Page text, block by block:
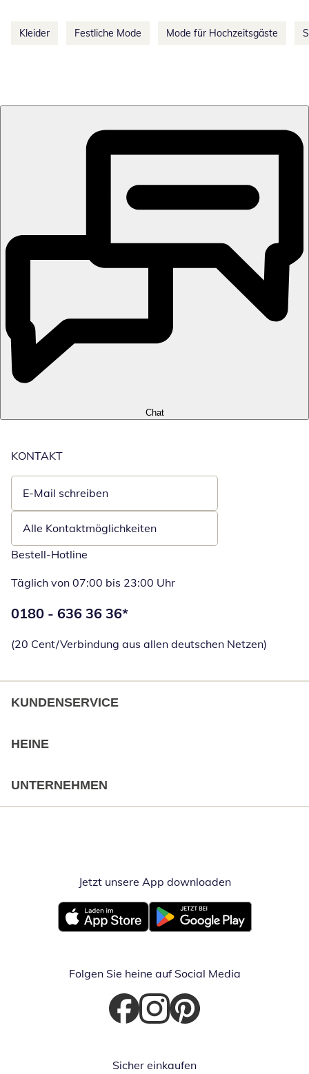
Kleider Festliche Mode Mode für Hochzeitsgäste
Chat
KONTAKT
E-Mail schreiben
Öffnet E-Mail-Client
Alle Kontaktmöglichkeiten
Bestell-Hotline
Täglich von 07:00 bis 23:00 Uhr
Telefonnummer:
0180 - 636 36 36*
(20 Cent/Verbindung aus allen deutschen Netzen)
KUNDENSERVICE
HEINE
UNTERNEHMEN
Jetzt unsere App downloadenÖffnet in
Öffnet in neuem FensterÖffnet in neuem Fenster
Folgen Sie heine auf Social Media
Öffnet in neuem Fenster
Öffnet in neuem Fenster
Öffnet in neuem Fenster
Sicher einkaufen